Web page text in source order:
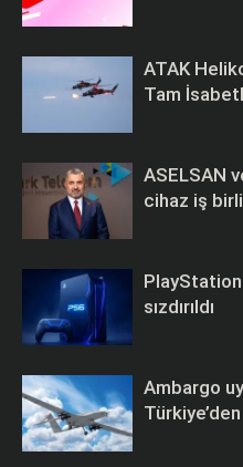
ATAK
Tam
ASELSAN
cihaz iş
sızdırıldı
Ambargo